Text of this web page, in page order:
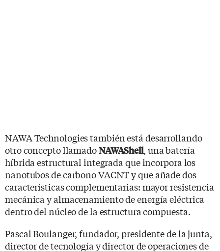
NAWA Technologies también está desarrollando
otro concepto llamadoNAWAShell, una batería
híbrida estructural integrada que incorpora los
nanotubos de carbono VACNT y que añade dos
características complementarias: mayor resistencia
mecánica y almacenamiento de energía eléctrica
dentro del núcleo de la estructura compuesta.
Pascal Boulanger, fundador, presidente de la junta,
director de tecnología y director de operaciones de